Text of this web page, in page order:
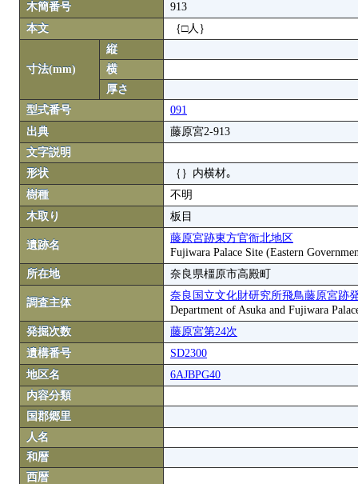
木簡番号
913
本文
｛□人｝
寸法(mm)
縦
横
厚さ
型式番号
091
出典
藤原宮2-913
文字説明
形状
｛｝内横材｡
樹種
不明
木取り
板目
遺跡名
藤原宮跡東方官衙北地区
Fujiwara Palace Site (Eastern
所在地
奈良県橿原市高殿町
調査主体
奈良国立文化財研究所飛鳥藤原宮跡
Department of Asuka and Fujiwara
発掘次数
藤原宮第24次
遺構番号
SD2300
地区名
6AJBPG40
内容分類
国郡郷里
人名
和暦
西暦